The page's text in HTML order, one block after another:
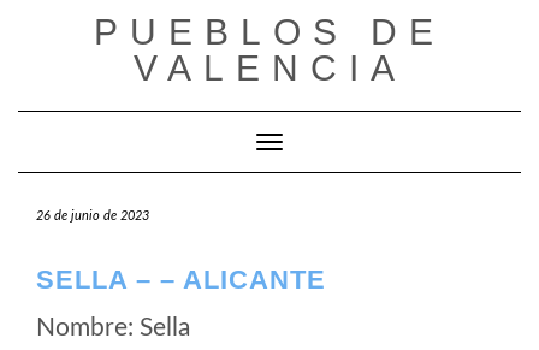
PUEBLOS DE
VALENCIA
Cambiar modo de navegación
26 de junio de 2023
SELLA – – ALICANTE
Nombre: Sella